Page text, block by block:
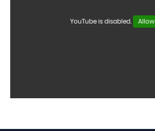
YouTube is disabled. Allow